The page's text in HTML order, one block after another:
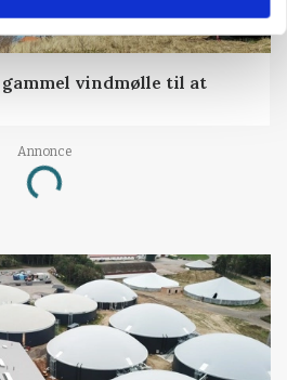
vindmølle til at
Annonce
Loading...